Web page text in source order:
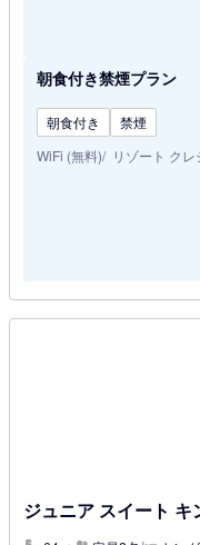
朝食付き禁煙プラン
朝食付き
禁煙
WiFi (無料)
リゾート ク
ジュニア スイート